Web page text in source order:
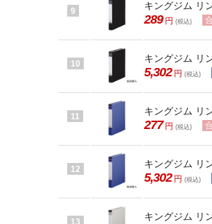
9 キングジム リ
289 円 (税込)
10 キングジム リ
5,302 円 (税込)
11 キングジム リ
277 円 (税込)
12 キングジム リ
5,302 円 (税込)
13 キングジム リ